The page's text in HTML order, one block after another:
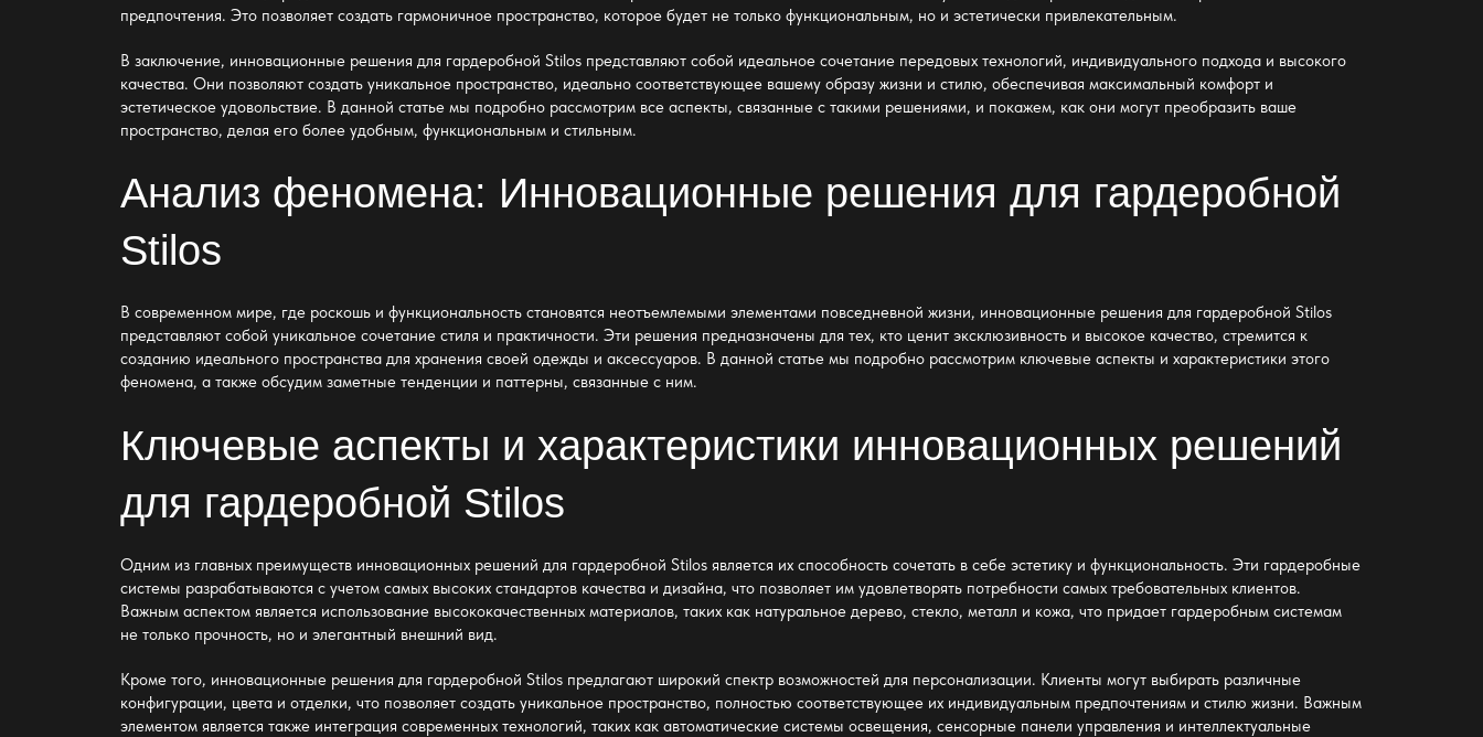
предпочтения. Это позволяет создать гармоничное пространство, которое будет не только функциональным, но и эстетически привлекательным.
В заключение, инновационные решения для гардеробной Stilos представляют собой идеальное сочетание передовых технологий, индивидуального подхода и высокого
качества. Они позволяют создать уникальное пространство, идеально соответствующее вашему образу жизни и стилю, обеспечивая максимальный комфорт и
эстетическое удовольствие. В данной статье мы подробно рассмотрим все аспекты, связанные с такими решениями, и покажем, как они могут преобразить ваше
пространство, делая его более удобным, функциональным и стильным.
Анализ феномена: Инновационные решения для гардеробной
Stilos
В современном мире, где роскошь и функциональность становятся неотъемлемыми элементами повседневной жизни, инновационные решения для гардеробной Stilos
представляют собой уникальное сочетание стиля и практичности. Эти решения предназначены для тех, кто ценит эксклюзивность и высокое качество, стремится к
созданию идеального пространства для хранения своей одежды и аксессуаров. В данной статье мы подробно рассмотрим ключевые аспекты и характеристики этого
феномена, а также обсудим заметные тенденции и паттерны, связанные с ним.
Ключевые аспекты и характеристики инновационных решений
для гардеробной Stilos
Одним из главных преимуществ инновационных решений для гардеробной Stilos является их способность сочетать в себе эстетику и функциональность. Эти гардеробные
системы разрабатываются с учетом самых высоких стандартов качества и дизайна, что позволяет им удовлетворять потребности самых требовательных клиентов.
Важным аспектом является использование высококачественных материалов, таких как натуральное дерево, стекло, металл и кожа, что придает гардеробным системам
не только прочность, но и элегантный внешний вид.
Кроме того, инновационные решения для гардеробной Stilos предлагают широкий спектр возможностей для персонализации. Клиенты могут выбирать различные
конфигурации, цвета и отделки, что позволяет создать уникальное пространство, полностью соответствующее их индивидуальным предпочтениям и стилю жизни. Важным
элементом является также интеграция современных технологий, таких как автоматические системы освещения, сенсорные панели управления и интеллектуальные